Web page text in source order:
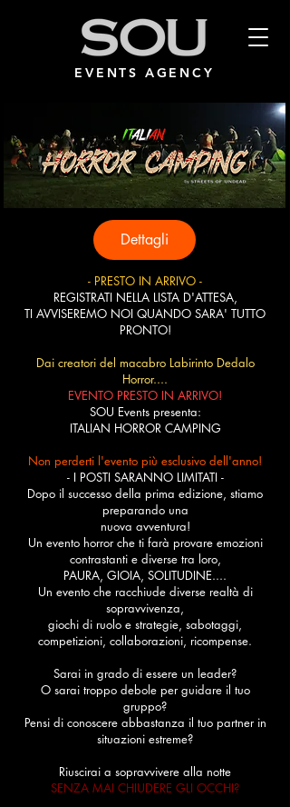
EVENTS AGENCY
Dettagli
- PRESTO IN ARRIVO -
REGISTRATI NELLA LISTA D'ATTESA,
TI AVVISEREMO NOI QUANDO SARA' TUTTO
PRONTO!
Dai creatori del macabro Labirinto Dedalo
Horror....
EVENTO PRESTO IN ARRIVO!
SOU Events presenta:
ITALIAN HORROR CAMPING
Non perderti l'evento più esclusivo dell'anno!
- I POSTI SARANNO LIMITATI -
Dopo il successo della prima edizione, stiamo
preparando una
nuova avventura!
Un evento horror che ti farà provare emozioni
contrastanti e diverse tra loro,
PAURA, GIOIA, SOLITUDINE....
Un evento che racchiude diverse realtà di
sopravvivenza,
giochi di ruolo e strategie, sabotaggi,
competizioni, collaborazioni, ricompense.
Sarai in grado di essere un leader?
O sarai troppo debole per guidare il tuo
gruppo?
Pensi di conoscere abbastanza il tuo partner in
situazioni estreme?
Riuscirai a sopravvivere alla notte
SENZA MAI CHIUDERE GLI OCCHI?